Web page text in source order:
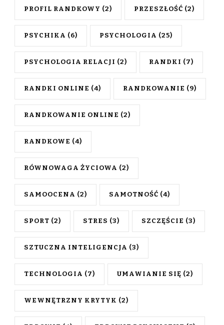
PROFIL RANDKOWY (2) PRZESZŁOŚĆ (2)
PSYCHIKA (6) PSYCHOLOGIA (25)
PSYCHOLOGIA RELACJI (2) RANDKI (7)
RANDKI ONLINE (4) RANDKOWANIE (9)
RANDKOWANIE ONLINE (2)
RANDKOWE (4)
RÓWNOWAGA ŻYCIOWA (2)
SAMOOCENA (2) SAMOTNOŚĆ (4)
SPORT (2) STRES (3) SZCZĘŚCIE (3)
SZTUCZNA INTELIGENCJA (3)
TECHNOLOGIA (7) UMAWIANIE SIĘ (2)
WEWNĘTRZNY KRYTYK (2)